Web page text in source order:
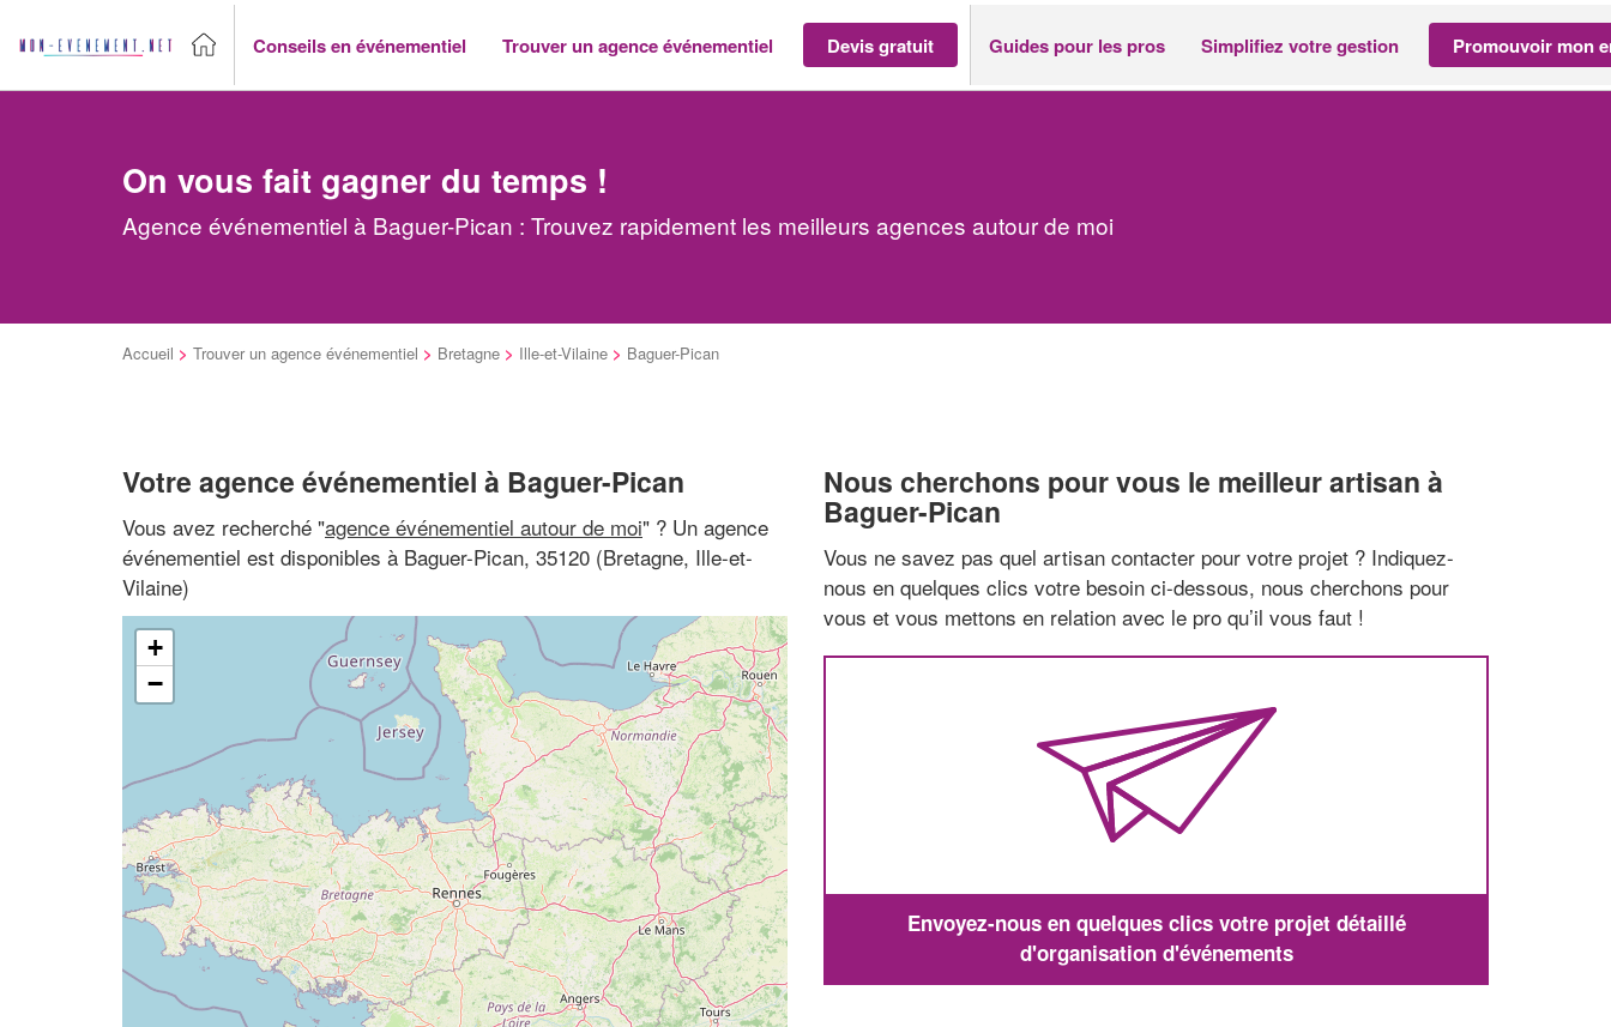
Conseils en événementiel Trouver un agence événementiel Devis gratuit Guides pour les pros Simplifiez votre gestion Promouvoir mon
On vous fait gagner du temps !
Agence événementiel à Baguer-Pican : Trouvez rapidement les meilleurs agences autour de moi
Accueil > Trouver un agence événementiel > Bretagne > Ille-et-Vilaine > Baguer-Pican
Votre agence événementiel à Baguer-Pican
Vous avez recherché "agence événementiel autour de moi" ? Un agence
événementiel est disponibles à Baguer-Pican, 35120 (Bretagne, Ille-et-
Vilaine)
+
−
Nous cherchons pour vous le meilleur artisan à
Baguer-Pican
Vous ne savez pas quel artisan contacter pour votre projet ? Indiquez-
nous en quelques clics votre besoin ci-dessous, nous cherchons pour
vous et vous mettons en relation avec le pro qu’il vous faut !
Envoyez-nous en quelques clics votre projet détaillé
d'organisation d'événements